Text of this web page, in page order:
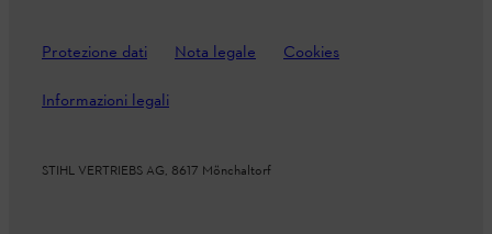
Protezione dati Nota legale Cookies
Informazioni legali
STIHL VERTRIEBS AG, 8617 Mönchaltorf